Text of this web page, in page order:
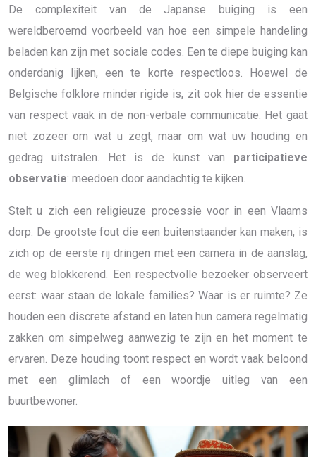
De complexiteit van de Japanse buiging is een
wereldberoemd voorbeeld van hoe een simpele handeling
beladen kan zijn met sociale codes. Een te diepe buiging kan
onderdanig lijken, een te korte respectloos. Hoewel de
Belgische folklore minder rigide is, zit ook hier de essentie
van respect vaak in de non-verbale communicatie. Het gaat
niet zozeer om wat u zegt, maar om wat uw houding en
gedrag uitstralen. Het is de kunst van participatieve
observatie: meedoen door aandachtig te kijken.
Stelt u zich een religieuze processie voor in een Vlaams
dorp. De grootste fout die een buitenstaander kan maken, is
zich op de eerste rij dringen met een camera in de aanslag,
de weg blokkerend. Een respectvolle bezoeker observeert
eerst: waar staan de lokale families? Waar is er ruimte? Ze
houden een discrete afstand en laten hun camera regelmatig
zakken om simpelweg aanwezig te zijn en het moment te
ervaren. Deze houding toont respect en wordt vaak beloond
met een glimlach of een woordje uitleg van een
buurtbewoner.